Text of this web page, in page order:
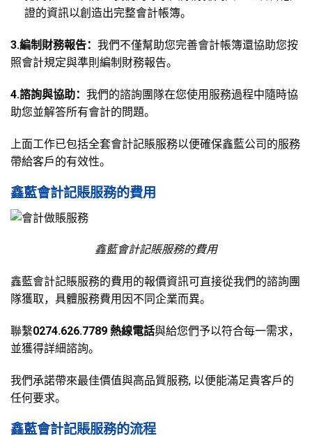
證的資訊以創造出完整會計帳簿。
3.編制財務報告： 我們不僅幫助您完善會計帳簿還協助您按
照會計規定與準則編制財務報告。
4.諮詢與協助： 我們的諮詢團隊在您使用服務過程中隨時協
助您並解答所有會計的問題。
上面工作已包括全套會計記賬服務以便確保鑫藍公司的服務
帶給客戶的有效性。
鑫藍會計記賬服務的費用
鑫藍會計記賬服務的費用
鑫藍會計記賬服務的費用的報價資訊可直接從我們的諮詢團
隊獲取，具體服務費用因不同企業而異。
聯繫0274.626.7789 熱線電話與給您們予以符合每一需求，
並獲得詳細諮詢。
我們承諾帶來最佳價值與高品質服務, 以便能滿足貴客戶的
任何要求。
鑫藍會計記賬服務的流程